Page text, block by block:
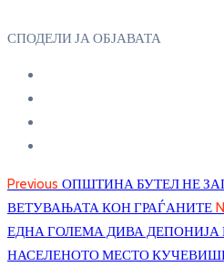
СПОДЕЛИ ЈА ОБЈАВАТА
Previous ОПШТИНА БУТЕЛ НЕ
ВЕТУВАЊАТА КОН ГРАЃАНИТЕ
ЕДНА ГОЛЕМА ДИВА ДЕПОНИЈА
НАСЕЛЕНОТО МЕСТО